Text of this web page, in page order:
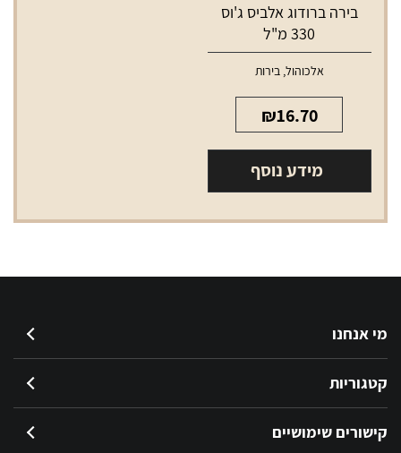
בירה ברודוג אלביס ג'וס
330 מ"ל
אלכוהול,בירות
₪16.70
מידע נוסף
מי אנחנו
קטגוריות
קישורים שימושיים